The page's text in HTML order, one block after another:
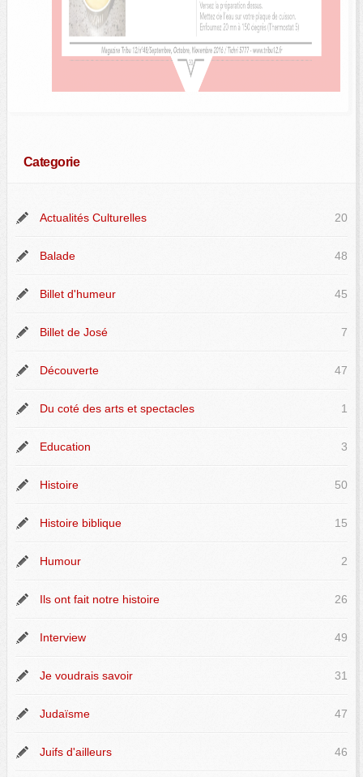
Categorie
Actualités Culturelles 20
Balade 48
Billet d'humeur 45
Billet de José 7
Découverte 47
Du coté des arts et spectacles 1
Education 3
Histoire 50
Histoire biblique 15
Humour 2
Ils ont fait notre histoire 26
Interview 49
Je voudrais savoir 31
Judaïsme 47
Juifs d'ailleurs 46